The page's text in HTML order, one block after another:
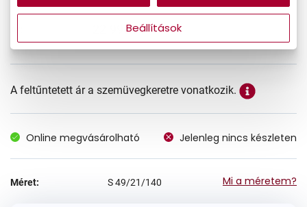
22.990 Ft
A feltűntetett ár a szemüvegkeretre vonatkozik.
Online megvásárolható Jelenleg nincs készleten
Méret: S49/21/140 Mi a méretem?
Beállítások